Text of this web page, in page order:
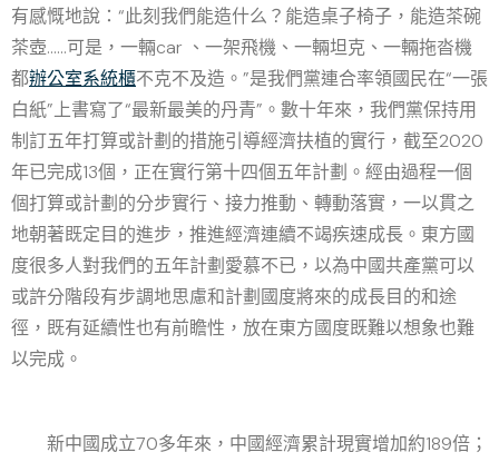
有感慨地說：“此刻我們能造什么？能造桌子椅子，能造茶碗
茶壺……可是，一輛car 、一架飛機、一輛坦克、一輛拖沓機
都辦公室系統櫃不克不及造。”是我們黨連合率領國民在“一張
白紙”上書寫了“最新最美的丹青”。數十年來，我們黨保持用
制訂五年打算或計劃的措施引導經濟扶植的實行，截至2020
年已完成13個，正在實行第十四個五年計劃。經由過程一個
個打算或計劃的分步實行、接力推動、轉動落實，一以貫之
地朝著既定目的進步，推進經濟連續不竭疾速成長。東方國
度很多人對我們的五年計劃愛慕不已，以為中國共產黨可以
或許分階段有步調地思慮和計劃國度將來的成長目的和途
徑，既有延續性也有前瞻性，放在東方國度既難以想象也難
以完成。
新中國成立70多年來，中國經濟累計現實增加約189倍；